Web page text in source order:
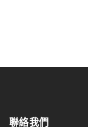
聯絡我們